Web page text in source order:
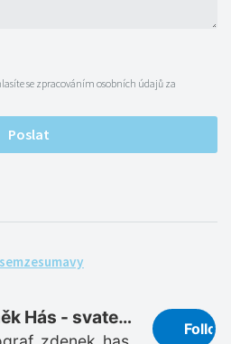
se zpracováním osobních údajů za
Poslat